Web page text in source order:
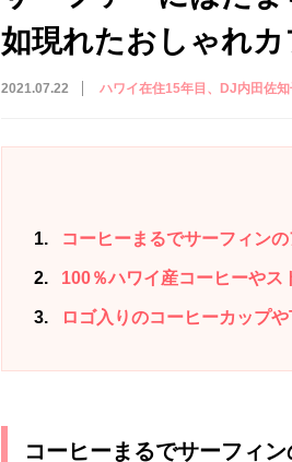
如現れたおしゃれ
2021.07.22 ハワイ在住15年目、DJ内田佐
1 コーヒーまるでサーフィン
2 100％ハワイ産コーヒーやス
3 ロゴ入りのコーヒーカップ
コーヒーまるでサーフィ